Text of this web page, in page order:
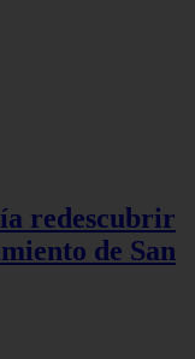
redescubrir
de San